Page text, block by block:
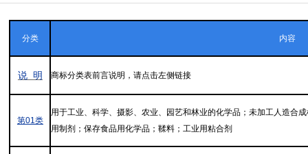
分类 内容
说 明 商标分类表前言说明，请点击左侧链接
第01类
用于工业、科学、摄影、农业、园艺和林业的化学品；未加工人造合
用制剂；保存食品用化学品；鞣料；工业用粘合剂